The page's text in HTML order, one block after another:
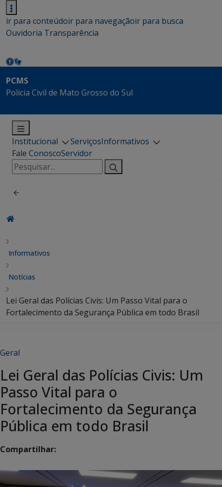
ir para conteúdoir para navegaçãoir para busca
Ouvidoria Transparência
PCMS
Polícia Civil de Mato Grosso do Sul
Institucional ServiçosInformativos
Fale ConoscoServidor
Pesquisar
por:
Informativos
Notícias
Lei Geral das Polícias Civis: Um Passo Vital para o
Fortalecimento da Segurança Pública em todo Brasil
Geral
Lei Geral das Polícias Civis: Um
Passo Vital para o
Fortalecimento da Segurança
Pública em todo Brasil
Compartilhar: